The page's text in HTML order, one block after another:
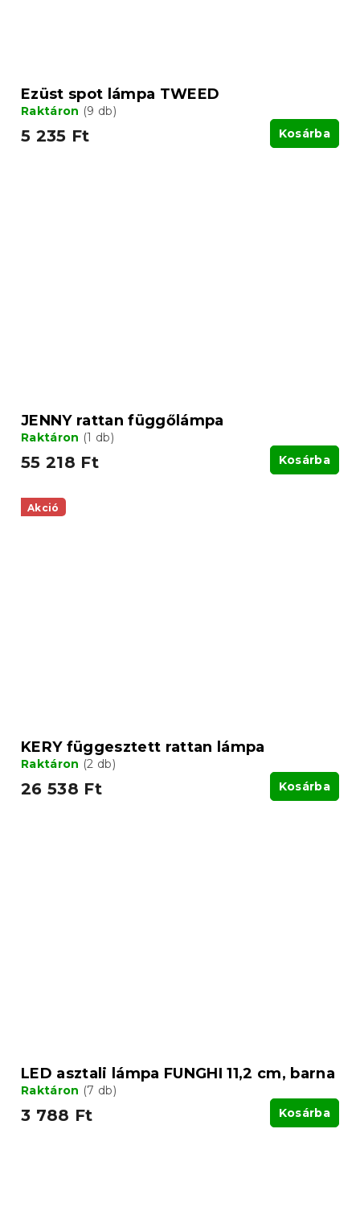
Ezüst spot lámpa TWEED
Raktáron (9 db)
5 235 Ft Kosárba
JENNY rattan függőlámpa
Raktáron (1 db)
55 218 Ft Kosárba
Akció
KERY függesztett rattan lámpa
Raktáron (2 db)
26 538 Ft Kosárba
LED asztali lámpa FUNGHI 11,2 cm, barna
Raktáron (7 db)
3 788 Ft Kosárba